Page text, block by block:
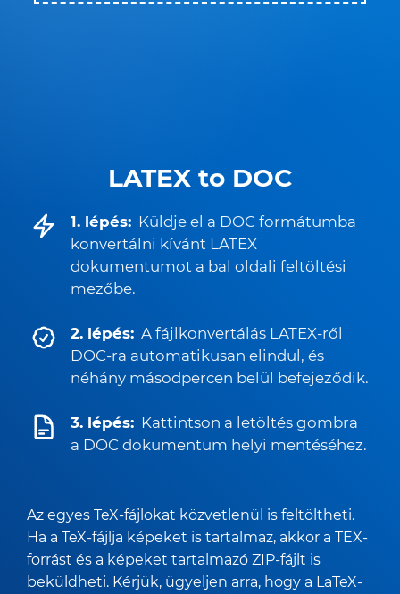
LATEX to DOC
1. lépés: Küldje el a DOC formátumba
konvertálni kívánt LATEX
dokumentumot a bal oldali feltöltési
mezőbe.
2. lépés: A fájlkonvertálás LATEX-ről
DOC-ra automatikusan elindul, és
néhány másodpercen belül befejeződik.
3. lépés: Kattintson a letöltés gombra
a DOC dokumentum helyi mentéséhez.
Az egyes TeX-fájlokat közvetlenül is feltöltheti.
Ha a TeX-fájlja képeket is tartalmaz, akkor a TEX-
forrást és a képeket tartalmazó ZIP-fájlt is
beküldheti. Kérjük, ügyeljen arra, hogy a LaTeX-